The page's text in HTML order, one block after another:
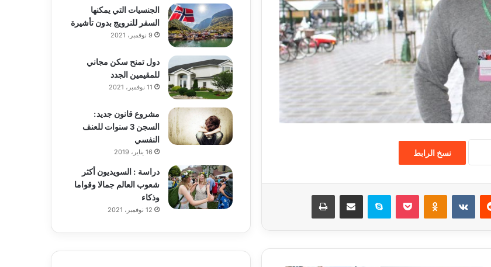
نسخ الرابط
‏VKontakte سكايب
الجنسيات التي يمكنها
السفر للنرويج بدون تأشيرة
9 نوفمبر، 2021
دول تمنح سكن مجاني
للمقيمين الجدد
11 نوفمبر، 2021
مشروع قانون جديد:
السجن 3 سنوات للعنف
النفسي
16 يناير، 2019
دراسة : السويديون أكثر
شعوب العالم جمالا وقواما
وذكاء
12 نوفمبر، 2021